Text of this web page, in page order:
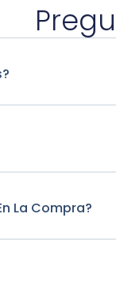
La Compra?